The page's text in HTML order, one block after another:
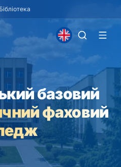
Бібліотека
базовий
фаховий